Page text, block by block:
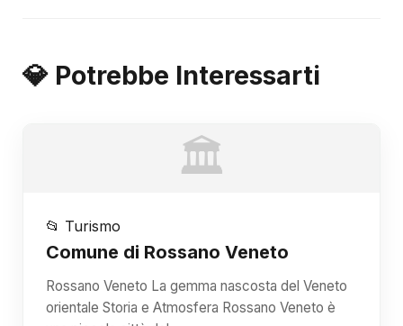
💎 Potrebbe Interessarti
🏛️
📂 Turismo
Comune di Rossano Veneto
Rossano Veneto La gemma nascosta del Veneto
orientale Storia e Atmosfera Rossano Veneto è